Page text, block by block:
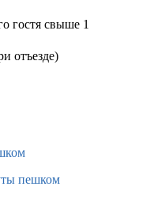
гостя свыше 1
отъезде)
пешком